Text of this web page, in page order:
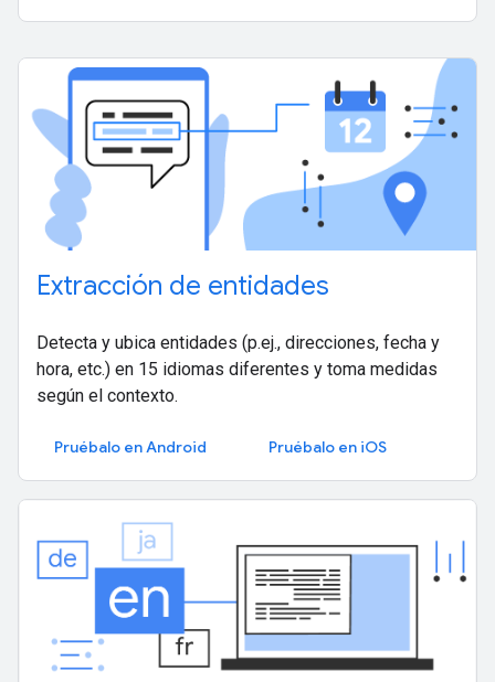
Extracción de entidades
Detecta y ubica entidades (p.ej., direcciones, fecha y
hora, etc.) en 15 idiomas diferentes y toma medidas
según el contexto.
Pruébalo en Android Pruébalo en iOS